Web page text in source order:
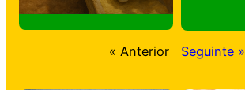
« Anterior Seguinte »